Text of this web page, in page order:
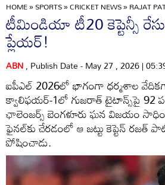
HOME»SPORTS»CRICKET NEWS»RAJAT
టీమిండియా టీ20 కెప్టెన్సీ
ప్లేయర్‌!
ABN, Publish Date - May 27 , 2026 |
ఐపీఎల్‌ 2026లో భాగంగా ధ‌ర్మశాల
క్వాలిఫ‌య‌ర్-1లో గుజ‌రాత్ టైటాన్స్‌పై 92
ఛాలెంజర్స్ బెంగళూరు ఘ‌న విజ‌యం
ఫైన‌ల్‌కు చేర‌డంలో ఆ జ‌ట్టు కెప్టెన్ ర‌జ‌త్
పోషించాడు.